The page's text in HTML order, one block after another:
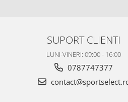
SUPORT CLIENTI
LUNI-VINERI: 09:00 - 16:00
0787747377